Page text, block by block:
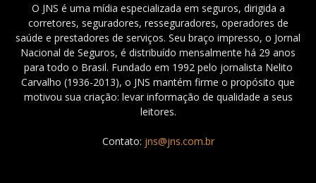
O JNS é uma mídia especializada em seguros, dirigida a
corretores, seguradores, resseguradores, operadores de
saúde e prestadores de serviços. Seu braço impresso, o Jornal
Nacional de Seguros, é distribuído mensalmente há 29 anos
para todo o Brasil. Fundado em 1992 pelo jornalista Nelito
Carvalho (1936-2013), o JNS mantém firme o propósito que
motivou sua criação: levar informação de qualidade a seus
leitores.
Contato: jns@jns.com.br